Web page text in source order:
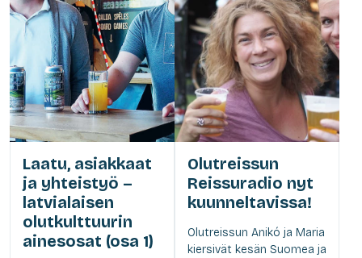
Laatu, asiakkaat
ja yhteistyö –
latvialaisen
olutkulttuurin
ainesosat (osa 1)
Olutreissun
Reissuradio nyt
kuunneltavissa!
Olutreissun Anikó ja Maria
kiersivät kesän Suomea ja